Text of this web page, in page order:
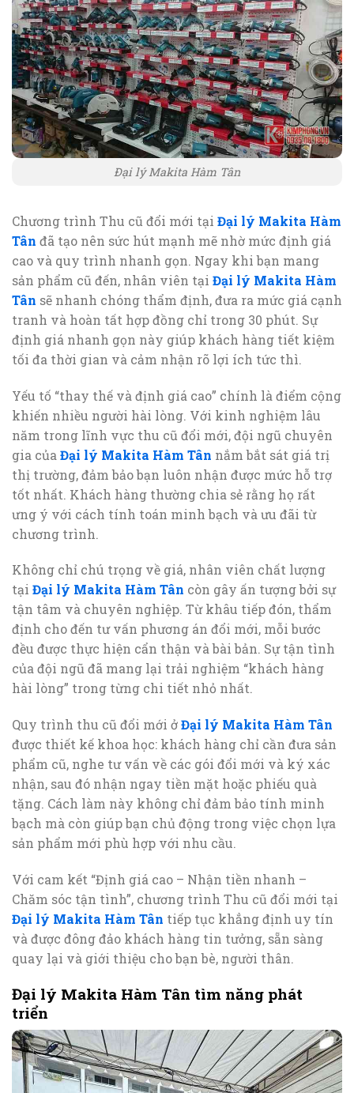
Đại lý Makita Hàm Tân
Chương trình Thu cũ đổi mới tại Đại lý Makita Hàm
Tân đã tạo nên sức hút mạnh mẽ nhờ mức định giá
cao và quy trình nhanh gọn. Ngay khi bạn mang
sản phẩm cũ đến, nhân viên tại Đại lý Makita Hàm
Tân sẽ nhanh chóng thẩm định, đưa ra mức giá cạnh
tranh và hoàn tất hợp đồng chỉ trong 30 phút. Sự
định giá nhanh gọn này giúp khách hàng tiết kiệm
tối đa thời gian và cảm nhận rõ lợi ích tức thì.
Yếu tố “thay thế và định giá cao” chính là điểm cộng
khiến nhiều người hài lòng. Với kinh nghiệm lâu
năm trong lĩnh vực thu cũ đổi mới, đội ngũ chuyên
gia của Đại lý Makita Hàm Tân nắm bắt sát giá trị
thị trường, đảm bảo bạn luôn nhận được mức hỗ trợ
tốt nhất. Khách hàng thường chia sẻ rằng họ rất
ưng ý với cách tính toán minh bạch và ưu đãi từ
chương trình.
Không chỉ chú trọng về giá, nhân viên chất lượng
tại Đại lý Makita Hàm Tân còn gây ấn tượng bởi sự
tận tâm và chuyên nghiệp. Từ khâu tiếp đón, thẩm
định cho đến tư vấn phương án đổi mới, mỗi bước
đều được thực hiện cẩn thận và bài bản. Sự tận tình
của đội ngũ đã mang lại trải nghiệm “khách hàng
hài lòng” trong từng chi tiết nhỏ nhất.
Quy trình thu cũ đổi mới ởĐại lý Makita Hàm Tân
được thiết kế khoa học: khách hàng chỉ cần đưa sản
phẩm cũ, nghe tư vấn về các gói đổi mới và ký xác
nhận, sau đó nhận ngay tiền mặt hoặc phiếu quà
tặng. Cách làm này không chỉ đảm bảo tính minh
bạch mà còn giúp bạn chủ động trong việc chọn lựa
sản phẩm mới phù hợp với nhu cầu.
Với cam kết “Định giá cao – Nhận tiền nhanh –
Chăm sóc tận tình”, chương trình Thu cũ đổi mới tại
Đại lý Makita Hàm Tân tiếp tục khẳng định uy tín
và được đông đảo khách hàng tin tưởng, sẵn sàng
quay lại và giới thiệu cho bạn bè, người thân.
Đại lý Makita Hàm Tân tìm năng phát
triển